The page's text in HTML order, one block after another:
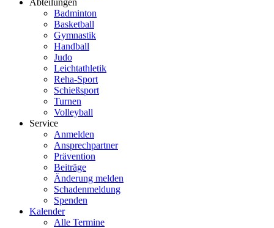
Abteilungen
Badminton
Basketball
Gymnastik
Handball
Judo
Leichtathletik
Reha-Sport
Schießsport
Turnen
Volleyball
Service
Anmelden
Ansprechpartner
Prävention
Beiträge
Änderung melden
Schadenmeldung
Spenden
Kalender
Alle Termine